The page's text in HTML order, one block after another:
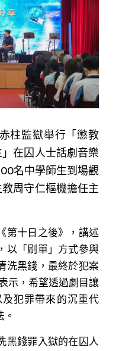
柱監獄舉行「懲教
在囚人士話劇音樂
名中學師生到場觀
周守仁樞機擔任主
第十日之後》，講述
以「刷單」方式參與
洗黑錢，最終於犯案
示，希望透過劇目讓
犯罪帶來的沉重代
黑錢罪入獄的在囚人